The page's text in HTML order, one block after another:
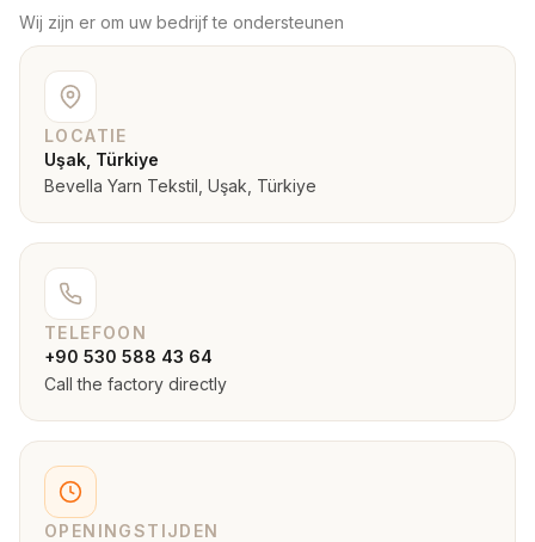
Wij zijn er om uw bedrijf te ondersteunen
LOCATIE
Uşak, Türkiye
Bevella Yarn Tekstil, Uşak, Türkiye
TELEFOON
+90 530 588 43 64
Call the factory directly
OPENINGSTIJDEN